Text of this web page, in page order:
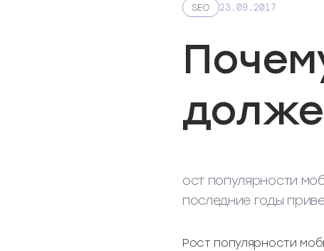
SEO 23.09.2017
ост популярности
последние годы
Рост популярности